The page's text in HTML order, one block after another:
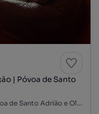
| Póvoa de Santo
Rua Marechal Craveiro Lopes, Póvoa de Santo Adrião e Olival Basto, Odivelas, Lisboa